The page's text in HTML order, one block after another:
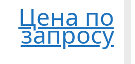
Цена по
запросу